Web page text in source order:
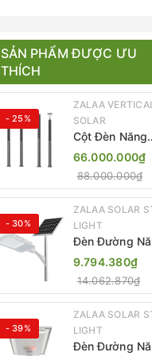
SẢN PHẨM ĐƯỢC ƯU
THÍCH
- 25%
ZALAA
SOLAR
Cột Đèn Năng
Lượng Mặt
Thông Minh
YYDS-360 |
Jsc
66.000.000₫
88.000.000₫
- 30%
ZALAA SOLAR
LIGHT
Đèn Đường
Lượng Mặt Trời
Thông Minh
Khiển MPPT ZL-
GMX01
9.794.380₫
14.062.870₫
- 39%
ZALAA SOLAR
LIGHT
Đèn Đường